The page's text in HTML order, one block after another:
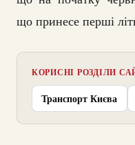
що принесе перші
КОРИСНІ РОЗДІЛИ
Транспорт Києва